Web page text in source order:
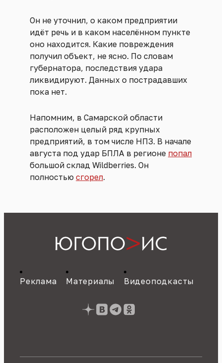
Он не уточнил, о каком предприятии
идёт речь и в каком населённом пункте
оно находится. Какие повреждения
получил объект, не ясно. По словам
губернатора, последствия удара
ликвидируют. Данных о пострадавших
пока нет.
Напомним, в Самарской области
расположен целый ряд крупных
предприятий, в том числе НПЗ. В начале
августа под удар БПЛА в регионе попал
большой склад Wildberries. Он
полностью сгорел.
Реклама Материалы Видеоподкасты